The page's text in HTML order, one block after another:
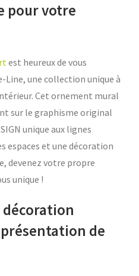
pour votre
est heureux de vous
une collection unique à
Cet ornement mural
sur le graphisme original
unique aux lignes
espaces et une décoration
devenez votre propre
unique !
de